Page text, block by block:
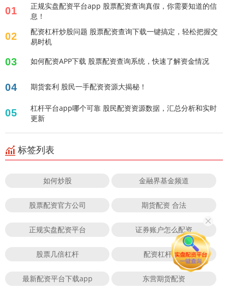
01
正规实盘配资平台app 股票配资查询真假，你需要知道的信
息！
02
配资杠杆炒股问题 股票配资查询下载一键搞定，轻松把握交
易时机
03 如何配资APP下载 股票配资查询系统，快速了解资金情况
04 期货套利 股民一手配资资源大揭秘！
05
杠杆平台app哪个可靠 股民配资资源数据，汇总分析和实时
更新
标签列表
如何炒股 金融界基金频道
股票配资官方公司 期货配资 合法
正规实盘配资平台 证券账户怎么配资
股票几倍杠杆 配资杠杆APP
最新配资平台下载app 东营期货配资